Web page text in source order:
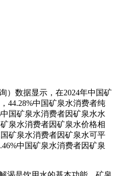
数据显示，在2024年中国矿
44.28%中国矿泉水消费者纯
国矿泉水消费者因矿泉水水
泉水消费者因矿泉水价格相
矿泉水消费者因矿泉水可平
中国矿泉水消费者因矿泉